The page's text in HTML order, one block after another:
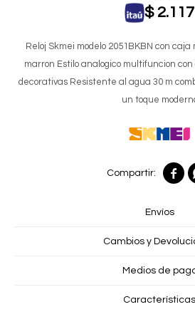
$ 2.117
Reloj Skmei modelo 2051BKBN con
marron Estilo analogico multifuncion
decorativas Resistente al agua 30 m
un toque

Envíos
Cambios y
Medios de
Características